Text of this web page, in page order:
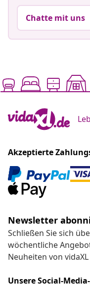
Chatte mit uns
Akzeptierte
Newsletter
Schließen Sie sich
wöchentliche
Neuheiten von
Unsere Social-